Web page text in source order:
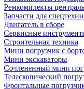
Ремкомплекты
Запчасти для
Двигатель в сборе
Сервисные
Строительная техника
Мини погрузчик с
Мини экскаваторы
Сочлененный мини
Телескопический
Фронтальные